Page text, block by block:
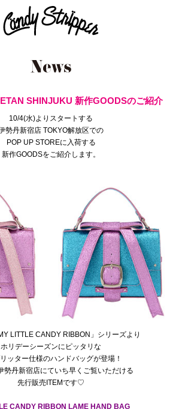
SHINJUKU 新作GOODSのご紹介
10/4(水)よりスタートする
勢丹新宿店 TOKYO解放区での
POP UP STOREに入荷する
新作GOODSをご紹介します。
LITTLE CANDY RIBBON」シリーズより
ホリデーシーズンにピッタリな
ッター仕様のハンドバッグが登場！
勢丹新宿店にていち早くご覧いただける
先行販売ITEMです♡
CANDY RIBBON LAME HAND BAG